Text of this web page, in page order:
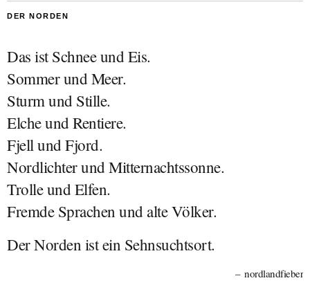
DER NORDEN
Das ist Schnee und Eis.
Sommer und Meer.
Sturm und Stille.
Elche und Rentiere.
Fjell und Fjord.
Nordlichter und Mitternachtssonne.
Trolle und Elfen.
Fremde Sprachen und alte Völker.
Der Norden ist ein Sehnsuchtsort.
nordlandfieber